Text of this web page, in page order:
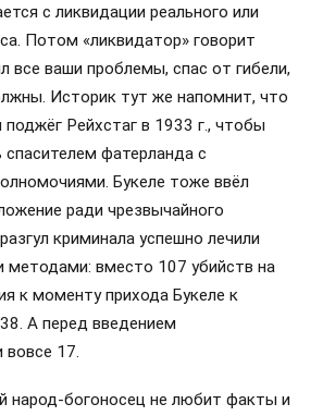
с ликвидации реального или
Потом «ликвидатор» говорит
все ваши проблемы, спас от гибели,
Историк тут же напомнит, что
поджёг Рейхстаг в 1933 г., чтобы
фатерланда с
Букеле тоже ввёл
ради чрезвычайного
криминала успешно лечили
методами: вместо 107 убийств на
к моменту прихода Букеле к
А перед введением
17.
народ-богоносец не любит факты и